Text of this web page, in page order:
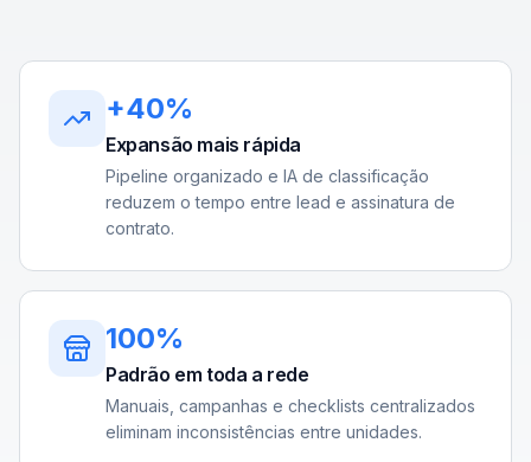
+40%
Expansão mais rápida
Pipeline organizado e IA de classificação
reduzem o tempo entre lead e assinatura de
contrato.
100%
Padrão em toda a rede
Manuais, campanhas e checklists centralizados
eliminam inconsistências entre unidades.